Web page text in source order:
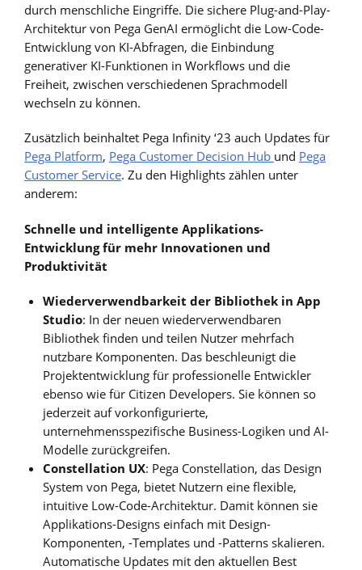
durch menschliche Eingriffe. Die sichere Plug-and-Play-
Architektur von Pega GenAI ermöglicht die Low-Code-
Entwicklung von KI-Abfragen, die Einbindung
generativer KI-Funktionen in Workflows und die
Freiheit, zwischen verschiedenen Sprachmodell
wechseln zu können.
Zusätzlich beinhaltet Pega Infinity ‘23 auch Updates für
Pega Platform, Pega Customer Decision Hub und Pega
Customer Service. Zu den Highlights zählen unter
anderem:
Schnelle und intelligente Applikations-
Entwicklung für mehr Innovationen und
Produktivität
Wiederverwendbarkeit der Bibliothek in App
Studio: In der neuen wiederverwendbaren
Bibliothek finden und teilen Nutzer mehrfach
nutzbare Komponenten. Das beschleunigt die
Projektentwicklung für professionelle Entwickler
ebenso wie für Citizen Developers. Sie können so
jederzeit auf vorkonfigurierte,
unternehmensspezifische Business-Logiken und AI-
Modelle zurückgreifen.
Constellation UX: Pega Constellation, das Design
System von Pega, bietet Nutzern eine flexible,
intuitive Low-Code-Architektur. Damit können sie
Applikations-Designs einfach mit Design-
Komponenten, -Templates und -Patterns skalieren.
Automatische Updates mit den aktuellen Best